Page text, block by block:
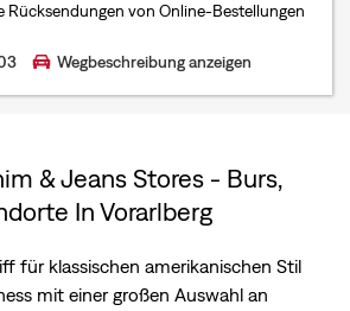
Rücksendungen von Online-Bestellungen
Wegbeschreibung anzeigen
& Jeans Stores - Burs,
In Vorarlberg
für klassischen amerikanischen Stil
mit einer großen Auswahl an